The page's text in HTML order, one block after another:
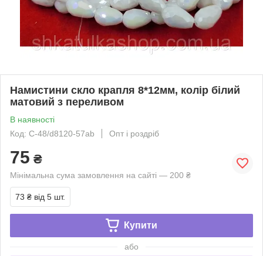
Намистини скло крапля 8*12мм, колір білий
матовий з переливом
В наявності
Код: С-48/d8120-57ab
Опт і роздріб
75 ₴
Мінімальна сума замовлення на сайті — 200 ₴
73 ₴ від 5 шт.
Купити
або